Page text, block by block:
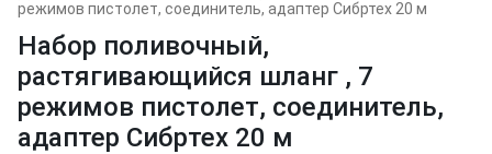
режимов пистолет, соединитель, адаптер Сибртех 20 м
Набор поливочный,
растягивающийся шланг , 7
режимов пистолет, соединитель,
адаптер Сибртех 20 м